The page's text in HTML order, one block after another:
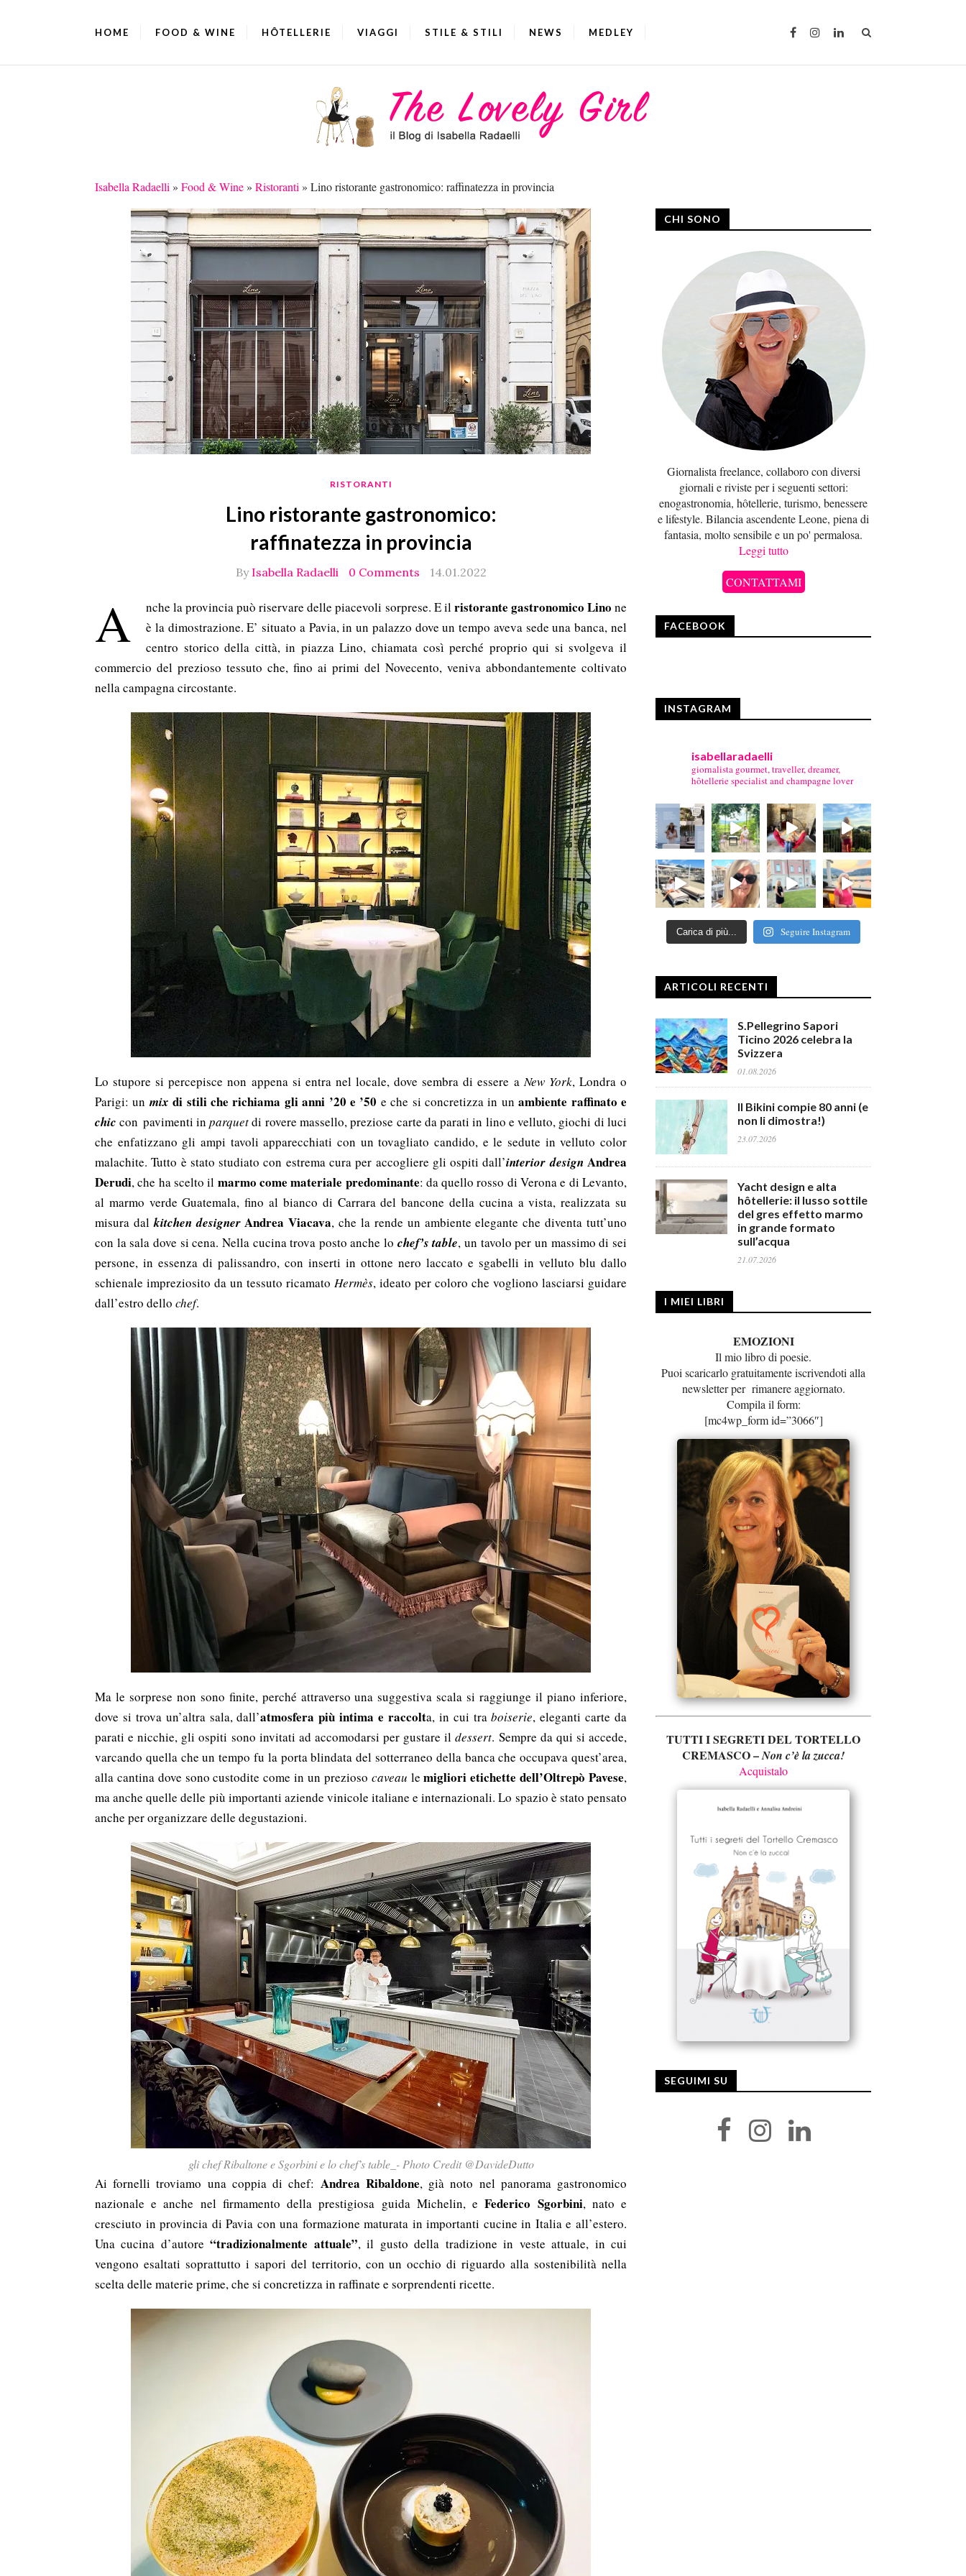
HOME FOOD & WINE HÔTELLERIE VIAGGI STILE & STILI NEWS MEDLEY
Isabella Radaelli » Food & Wine» Ristoranti » Lino ristorante gastronomico: raffinatezza in provincia
RISTORANTI
Lino ristorante gastronomico:
raffinatezza in provincia
By Isabella Radaelli 0 Comments 14.01.2022
A nche la provincia può riservare delle piacevoli sorprese. E ilristorante gastronomico Linone
è la dimostrazione. E’ situato a Pavia, in un palazzo dove un tempo aveva sede una banca, nel
centro storico della città, in piazza Lino, chiamata così perché proprio qui si svolgeva il
commercio del prezioso tessuto che, fino ai primi del Novecento, veniva abbondantemente coltivato
nella campagna circostante.
Lo stupore si percepisce non appena si entra nel locale, dove sembra di essere aNew York, Londra o
Parigi: unmix di stili che richiama gli anni ’20 e ’50 e che si concretizza in unambiente raffinato e
chic con pavimenti inparquetdi rovere massello, preziose carte da parati in lino e velluto, giochi di luci
che enfatizzano gli ampi tavoli apparecchiati con un tovagliato candido, e le sedute in velluto color
malachite.Tutto è stato studiato con estrema curaper accogliere gli ospiti dall’interior designAndrea
Derudi, che ha scelto il marmo come materiale predominante: da quello rosso di Verona e di Levanto,
al marmo verde Guatemala, fino al bianco di Carrara del bancone della cucina a vista, realizzata su
misura dalkitchen designerAndrea Viacava, che la rende un ambiente elegante che diventa tutt’uno
con la sala dove si cena. Nella cucina trova posto anche lo chef’s table, un tavolo per un massimo di sei
persone, in essenza di palissandro, con inserti in ottone nero laccato e sgabelli in velluto blu dallo
schienale impreziosito da un tessuto ricamato Hermès, ideato per coloro che vogliono lasciarsi guidare
dall’estro dello chef.
Ma le sorprese non sono finite, perché attraverso una suggestiva scala si raggiunge ilpiano inferiore,
dove si trovaun’altra sala, dall’atmosfera più intima e raccolta, in cui traboiserie, eleganti carte da
parati e nicchie, gli ospiti sono invitati ad accomodarsi per gustare ildessert. Sempre da qui si accede,
varcando quella che un tempo fu la porta blindata del sotterraneo della banca che occupava quest’area,
alla cantina dove sono custodite come in un prezioso caveau lemigliori etichette dell’Oltrepò Pavese,
ma anche quelle delle più importanti aziende vinicole italiane e internazionali. Lo spazio è stato pensato
anche per organizzare delle degustazioni.
gli chef Ribaltone e Sgorbini e lo chef’s table_- Photo Credit @DavideDutto
Ai fornelli troviamo una coppia di chef: Andrea Ribaldone, già noto nel panorama gastronomico
nazionale e anche nel firmamento della prestigiosa guida Michelin, eFederico Sgorbini, nato e
cresciuto in provincia di Pavia con una formazione maturata in importanti cucine in Italia e all’estero.
Una cucina d’autore “tradizionalmente attuale”, il gusto della tradizione in veste attuale, in cui
vengono esaltati soprattutto i sapori del territorio, con un occhio di riguardo alla sostenibilità nella
scelta delle materie prime, che si concretizza in raffinate e sorprendenti ricette.
CHI SONO
Giornalista freelance, collaboro con diversi
giornali e riviste per i seguenti settori:
enogastronomia, hôtellerie, turismo, benessere
e lifestyle. Bilancia ascendente Leone, piena di
fantasia, molto sensibile e un po' permalosa.
Leggi tutto
CONTATTAMI
FACEBOOK
INSTAGRAM
isabellaradaelli
giornalista gourmet, traveller, dreamer,
hôtellerie specialist and champagne lover
Carica di più... Seguire Instagram
ARTICOLI RECENTI
S.Pellegrino Sapori
Ticino 2026 celebra la
Svizzera
01.08.2026
Il Bikini compie 80 anni (e
non li dimostra!)
23.07.2026
Yacht design e alta
hôtellerie: il lusso sottile
del gres effetto marmo
in grande formato
sull’acqua
21.07.2026
I MIEI LIBRI
EMOZIONI
Il mio libro di poesie.
Puoi scaricarlo gratuitamente iscrivendoti alla
newsletter per rimanere aggiornato.
Compila il form:
[mc4wp_form id=”3066″]
TUTTI I SEGRETI DEL TORTELLO
CREMASCO –Non c’è la zucca!
Acquistalo
SEGUIMI SU